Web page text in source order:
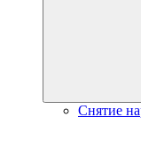
Снятие